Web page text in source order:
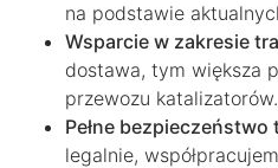
na podstawie
Wsparcie w zakresie
dostawa, tym większa
przewozu katalizatorów.
Pełne bezpieczeństwo
legalnie,